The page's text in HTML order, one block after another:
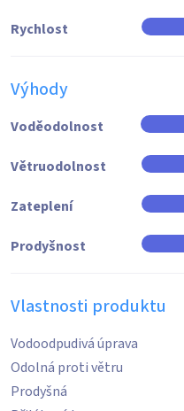
Rychlost
Výhody
Voděodolnost
Větruodolnost
Zateplení
Prodyšnost
Vlastnosti produktu
Vodoodpudivá úprava
Odolná proti větru
Prodyšná